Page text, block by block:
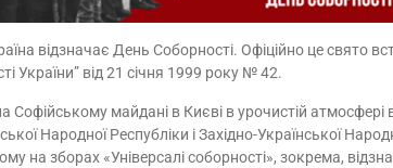
відзначає День Соборності. Офіційно це свято
України” від 21 січня 1999 року № 42.
Софійському майдані в Києві в урочистій
Народної Республіки і Західно-Української
на зборах «Універсалі соборності», зокрема,